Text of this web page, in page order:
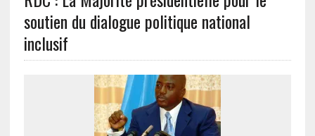
soutien du dialogue politique national
inclusif